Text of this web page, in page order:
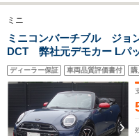
ミニ
ミニコンバーチブル ジョ
DCT 弊社元デモカー Lパ
ストプラス パーキングア
+前後PDC ヘッドアップ
LEDヘッドライト パーキ
ディーラー保証 車両品質評価書付